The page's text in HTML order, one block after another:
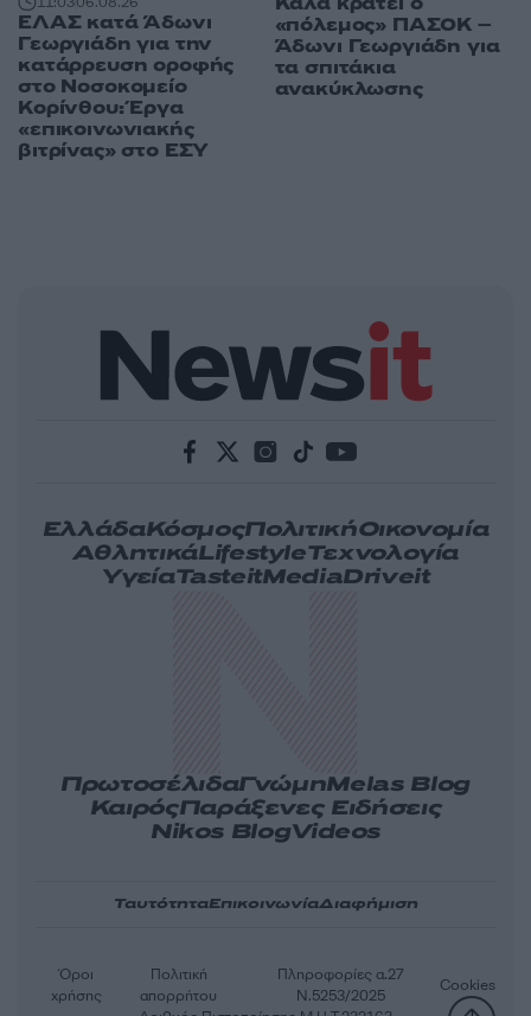
ΕΛΑΣ κατά Άδωνι
Γεωργιάδη για την
κατάρρευση οροφής
στο Νοσοκομείο
Κορίνθου: Έργα
«επικοινωνιακής
βιτρίνας» στο ΕΣΥ
«πόλεμος» ΠΑΣΟΚ –
Άδωνι Γεωργιάδη για
τα σπιτάκια
ανακύκλωσης
ΕλλάδαΚόσμοςΠολιτικήΟικονομία
ΑθλητικάLifestyleΤεχνολογία
ΥγείαTasteitMediaDriveit
ΠρωτοσέλιδαΓνώμηMelas Blog
ΚαιρόςΠαράξενες Ειδήσεις
Nikos BlogVideos
ΤαυτότηταΕπικοινωνίαΔιαφήμιση
Όροι
χρήσης
Πολιτική
απορρήτου
Πληροφορίες α.27
Ν.5253/2025
Cookies